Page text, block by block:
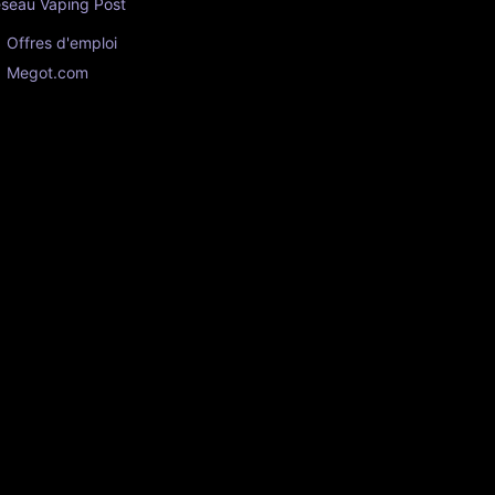
Vaping Post
Offres d'emploi
Megot.com